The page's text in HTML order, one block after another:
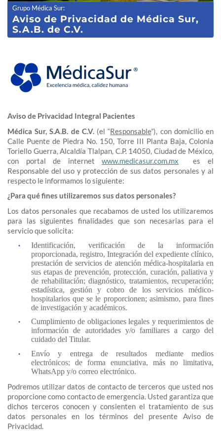
Grupo Médica Sur:
Aviso de Privacidad de Médica Sur,
S.A.B. de C.V.
Aviso de Privacidad Integral Pacientes
Médica Sur, S.A.B. de C.V.(el “Responsable”), con domicilio en
Calle Puente de Piedra No. 150, Torre III Planta Baja, Colonia
Toriello Guerra, Alcaldía Tlalpan, C.P. 14050, Ciudad de México,
con portal de internetwww.medicasur.com.mx es el
Responsable del uso y protección de sus datos personales y al
respecto le informamos lo siguiente:
¿Para qué fines utilizaremos sus datos personales?
Los datos personales que recabamos de usted los utilizaremos
para las siguientes finalidades que son necesarias para el
servicio que solicita:
Identificación, verificación de la información
proporcionada, registro, Integración del expediente clínico,
prestación de servicios de atención médica-hospitalaria en
sus etapas de prevención, protección, curación, paliativa y
de rehabilitación; diagnóstico, tratamientos, recuperación;
estadística, gestión y cobro de los servicios médico-
hospitalarios que se le proporcionen; asimismo, para fines
de investigación y académicos.
Cumplimiento de obligaciones legales y requerimientos de
información de autoridades y/o familiares a cargo del
cuidado del Titular.
Envío y entrega de resultados mediante medios
electrónicos; de forma enunciativa, más no limitativa,
WhatsApp y/o correo electrónico.
Podremos utilizar datos de contacto de terceros que usted nos
proporcione como contacto de emergencia. Usted garantiza que
dichos terceros conocen y consienten el tratamiento de sus
datos personales en los términos del presente Aviso de
Privacidad.